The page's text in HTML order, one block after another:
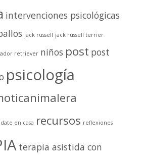
intervenciones psicológicas
jack russell jack russell terrier
retriever niños post post
psicología
en casa recursos reflexiones
terapia asistida con